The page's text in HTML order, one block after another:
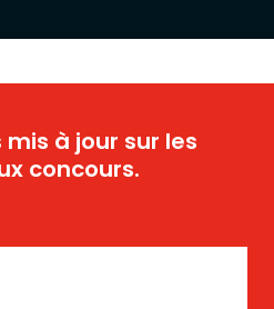
à jour sur les
concours.